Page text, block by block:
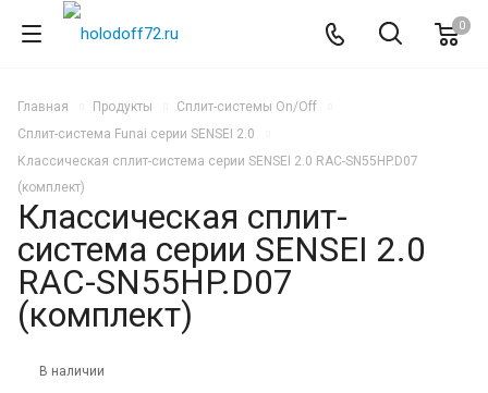
0
Главная Продукты
Сплит-системы On/Off
Сплит-система Funai серии SENSEI 2.0
Классическая сплит-система серии SENSEI 2.0 RAC-SN55HP.D07
(комплект)
Классическая сплит-
система серии SENSEI 2.0
RAC-SN55HP.D07
(комплект)
В наличии